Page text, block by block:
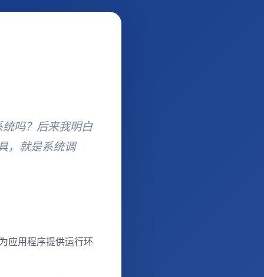
吗？后来我明白
，就是系统调
应用程序提供运行环